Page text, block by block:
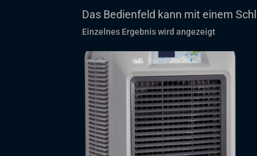
Das Bedienfeld kann mit einem
Einzelnes Ergebnis wird angezeigt